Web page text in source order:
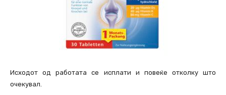
Исходот од работата се исплати и повеќе отколку што
очекувал.